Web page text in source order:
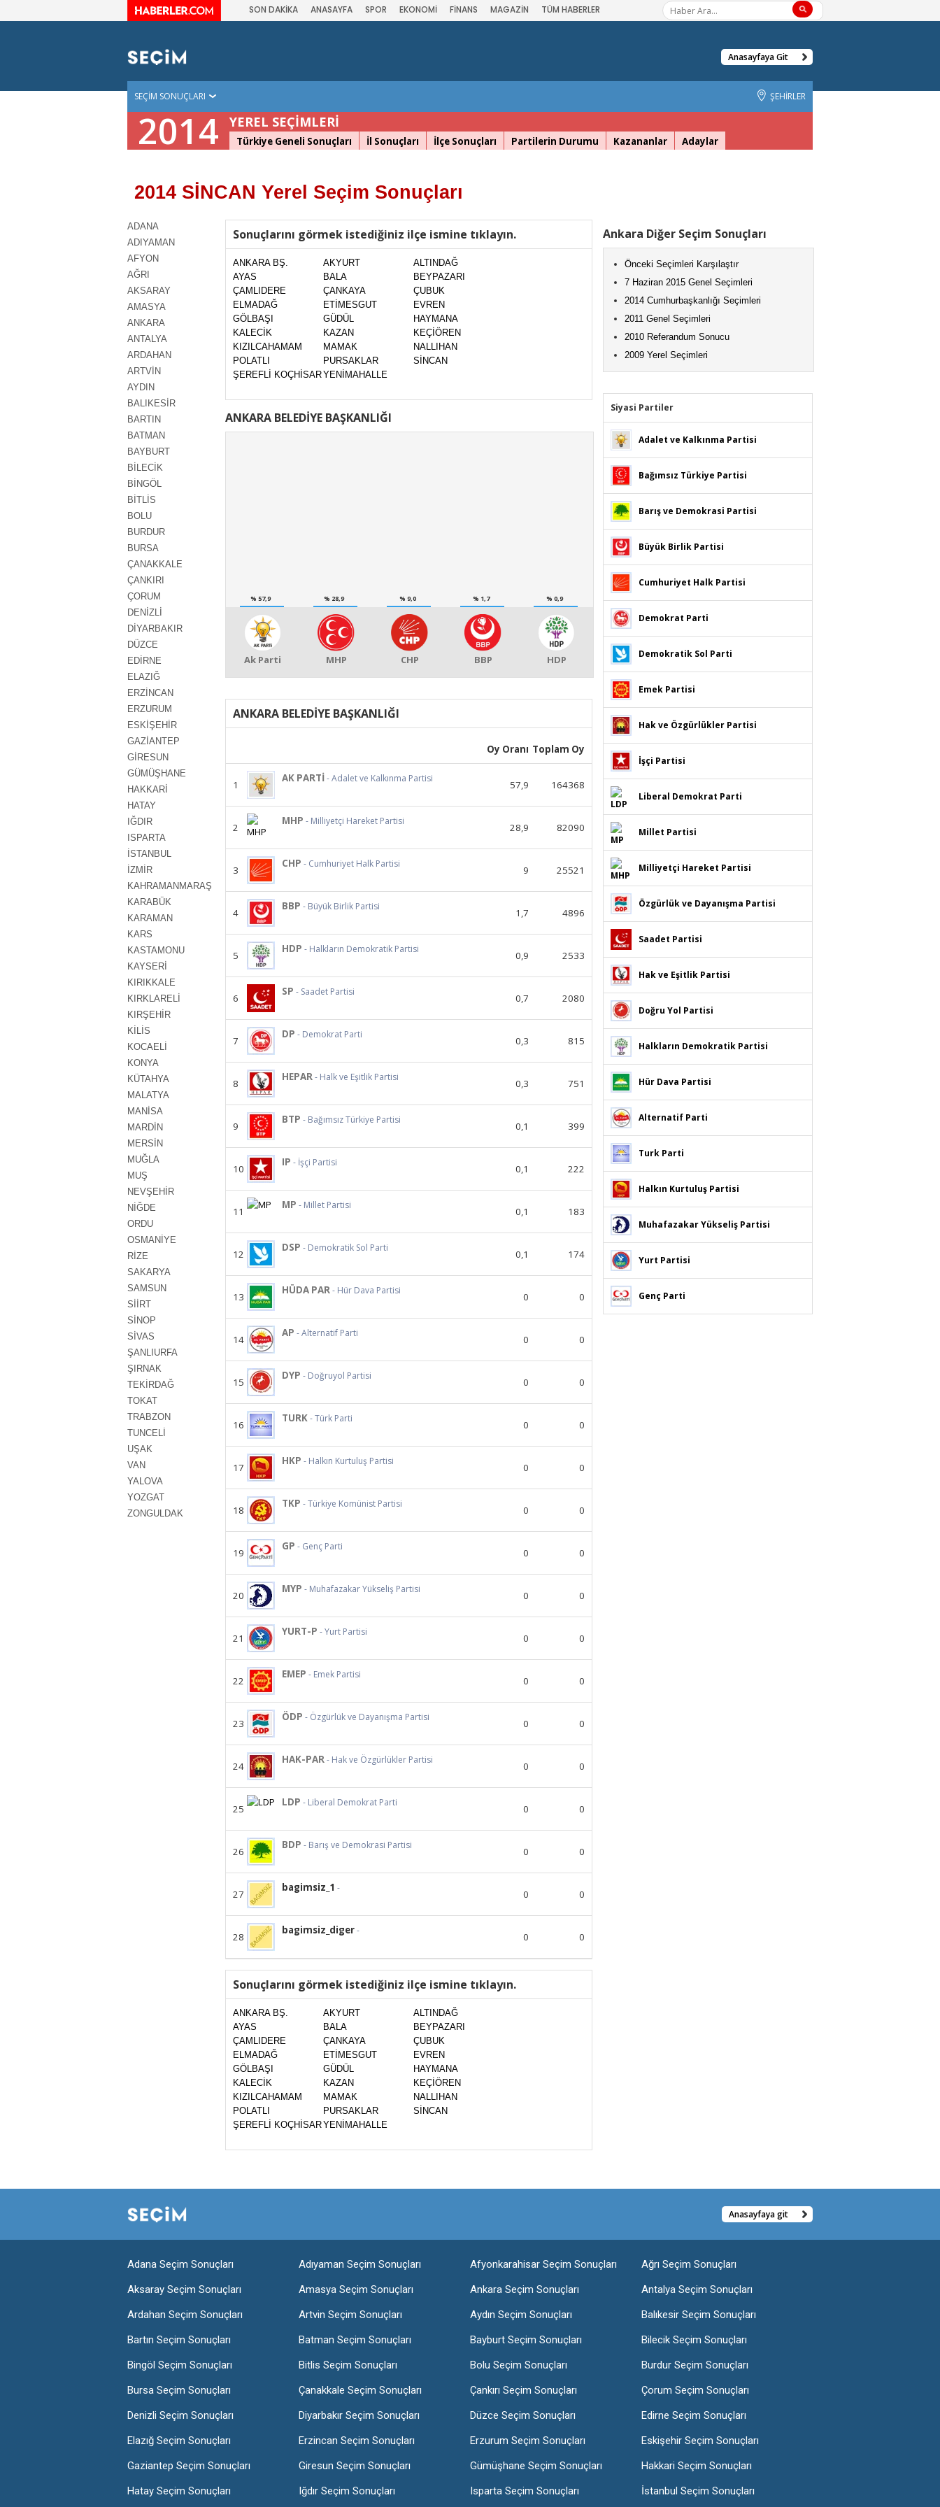
SON DAKİKA ANASAYFA SPOR EKONOMİ FİNANS MAGAZİN TÜM HABERLER
Anasayfaya Git
SEÇİM SONUÇLARI ŞEHİRLER
2014 YEREL SEÇİMLERİ
Türkiye Geneli Sonuçları İl Sonuçları İlçe Sonuçları Partilerin Durumu Kazananlar Adaylar
2014 SİNCAN Yerel Seçim Sonuçları
ADANA
ADIYAMAN
AFYON
AĞRI
AKSARAY
AMASYA
ANKARA
ANTALYA
ARDAHAN
ARTVİN
AYDIN
BALIKESİR
BARTIN
BATMAN
BAYBURT
BİLECİK
BİNGÖL
BİTLİS
BOLU
BURDUR
BURSA
ÇANAKKALE
ÇANKIRI
ÇORUM
DENİZLİ
DİYARBAKIR
DÜZCE
EDİRNE
ELAZIĞ
ERZİNCAN
ERZURUM
ESKİŞEHİR
GAZİANTEP
GİRESUN
GÜMÜŞHANE
HAKKARİ
HATAY
IĞDIR
ISPARTA
İSTANBUL
İZMİR
KAHRAMANMARAŞ
KARABÜK
KARAMAN
KARS
KASTAMONU
KAYSERİ
KIRIKKALE
KIRKLARELİ
KIRŞEHİR
KİLİS
KOCAELİ
KONYA
KÜTAHYA
MALATYA
MANİSA
MARDİN
MERSİN
MUĞLA
MUŞ
NEVŞEHİR
NİĞDE
ORDU
OSMANİYE
RİZE
SAKARYA
SAMSUN
SİİRT
SİNOP
SİVAS
ŞANLIURFA
ŞIRNAK
TEKİRDAĞ
TOKAT
TRABZON
TUNCELİ
UŞAK
VAN
YALOVA
YOZGAT
ZONGULDAK
Sonuçlarını görmek istediğiniz ilçe ismine tıklayın.
ANKARA BŞ. AKYURT
ALTINDAĞ
AYAS
BALA
BEYPAZARI
ÇAMLIDERE
ÇANKAYA
ÇUBUK
ELMADAĞ
ETİMESGUT
EVREN
GÖLBAŞI
GÜDÜL
HAYMANA
KALECİK
KAZAN
KEÇİÖREN
KIZILCAHAMAM
MAMAK
NALLIHAN
POLATLI
PURSAKLAR
SİNCAN
ŞEREFLİ KOÇHİSARYENİMAHALLE
ANKARA BELEDİYE BAŞKANLIĞI
% 57,9
Ak Parti
% 28,9
MHP
% 9,0
CHP
% 1,7
BBP
% 0,9
HDP
ANKARA BELEDİYE BAŞKANLIĞI
Oy Oranı Toplam Oy
1
AK PARTİ- Adalet ve Kalkınma Partisi
57,9 164368
2
MHP - Milliyetçi Hareket Partisi
28,9 82090
3
CHP - Cumhuriyet Halk Partisi
9 25521
4
BBP - Büyük Birlik Partisi
1,7 4896
5
HDP - Halkların Demokratik Partisi
0,9 2533
6
SP - Saadet Partisi
0,7 2080
7
DP - Demokrat Parti
0,3 815
8
HEPAR- Halk ve Eşitlik Partisi
0,3 751
9
BTP - Bağımsız Türkiye Partisi
0,1 399
10
IP - İşçi Partisi
0,1 222
11
MP - Millet Partisi
0,1 183
12
DSP - Demokratik Sol Parti
0,1 174
13
HÜDA PAR- Hür Dava Partisi
0 0
14
AP - Alternatif Parti
0 0
15
DYP - Doğruyol Partisi
0 0
16
TURK- Türk Parti
0 0
17
HKP - Halkın Kurtuluş Partisi
0 0
18
TKP - Türkiye Komünist Partisi
0 0
19
GP - Genç Parti
0 0
20
MYP - Muhafazakar Yükseliş Partisi
0 0
21
YURT-P - Yurt Partisi
0 0
22
EMEP - Emek Partisi
0 0
23
ÖDP - Özgürlük ve Dayanışma Partisi
0 0
24
HAK-PAR- Hak ve Özgürlükler Partisi
0 0
25
LDP - Liberal Demokrat Parti
0 0
26
BDP - Barış ve Demokrasi Partisi
0 0
27
bagimsiz_1 -
0 0
28
bagimsiz_diger-
0 0
Sonuçlarını görmek istediğiniz ilçe ismine tıklayın.
ANKARA BŞ. AKYURT
ALTINDAĞ
AYAS
BALA
BEYPAZARI
ÇAMLIDERE
ÇANKAYA
ÇUBUK
ELMADAĞ
ETİMESGUT
EVREN
GÖLBAŞI
GÜDÜL
HAYMANA
KALECİK
KAZAN
KEÇİÖREN
KIZILCAHAMAM
MAMAK
NALLIHAN
POLATLI
PURSAKLAR
SİNCAN
ŞEREFLİ KOÇHİSARYENİMAHALLE
Ankara Diğer Seçim Sonuçları
Önceki Seçimleri Karşılaştır
7 Haziran 2015 Genel Seçimleri
2014 Cumhurbaşkanlığı Seçimleri
2011 Genel Seçimleri
2010 Referandum Sonucu
2009 Yerel Seçimleri
Siyasi Partiler
Adalet ve Kalkınma Partisi
Bağımsız Türkiye Partisi
Barış ve Demokrasi Partisi
Büyük Birlik Partisi
Cumhuriyet Halk Partisi
Demokrat Parti
Demokratik Sol Parti
Emek Partisi
Hak ve Özgürlükler Partisi
İşçi Partisi
Liberal Demokrat Parti
Millet Partisi
Milliyetçi Hareket Partisi
Özgürlük ve Dayanışma Partisi
Saadet Partisi
Hak ve Eşitlik Partisi
Doğru Yol Partisi
Halkların Demokratik Partisi
Hür Dava Partisi
Alternatif Parti
Turk Parti
Halkın Kurtuluş Partisi
Muhafazakar Yükseliş Partisi
Yurt Partisi
Genç Parti
Anasayfaya git
Adana Seçim Sonuçları Adıyaman Seçim Sonuçları Afyonkarahisar Seçim Sonuçları
Ağrı Seçim Sonuçları
Aksaray Seçim Sonuçları
Amasya Seçim Sonuçları Ankara Seçim Sonuçları
Antalya Seçim Sonuçları
Ardahan Seçim Sonuçları
Artvin Seçim Sonuçları Aydın Seçim Sonuçları
Balıkesir Seçim Sonuçları
Bartın Seçim Sonuçları
Batman Seçim Sonuçları Bayburt Seçim Sonuçları
Bilecik Seçim Sonuçları
Bingöl Seçim Sonuçları
Bitlis Seçim Sonuçları Bolu Seçim Sonuçları
Burdur Seçim Sonuçları
Bursa Seçim Sonuçları
Çanakkale Seçim Sonuçları Çankırı Seçim Sonuçları
Çorum Seçim Sonuçları
Denizli Seçim Sonuçları
Diyarbakır Seçim Sonuçları Düzce Seçim Sonuçları
Edirne Seçim Sonuçları
Elazığ Seçim Sonuçları
Erzincan Seçim Sonuçları Erzurum Seçim Sonuçları
Eskişehir Seçim Sonuçları
Gaziantep Seçim Sonuçları
Giresun Seçim Sonuçları Gümüşhane Seçim Sonuçları
Hakkari Seçim Sonuçları
Hatay Seçim Sonuçları
Iğdır Seçim Sonuçları Isparta Seçim Sonuçları İstanbul Seçim Sonuçları